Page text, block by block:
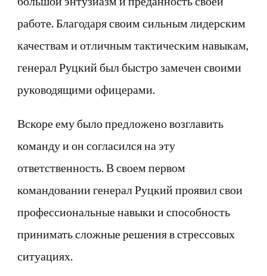
работе. Благодаря своим сильным лидерским
качествам и отличным тактическим навыкам,
генерал Руцкий был быстро замечен своими
руководящими офицерами.
Вскоре ему было предложено возглавить
команду и он согласился на эту
ответственность. В своем первом
командовании генерал Руцкий проявил свои
профессиональные навыки и способность
принимать сложные решения в стрессовых
ситуациях.